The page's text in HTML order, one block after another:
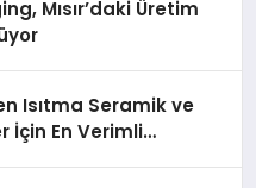
Mısır’daki Üretim
Isıtma Seramik ve
İçin En Verimli